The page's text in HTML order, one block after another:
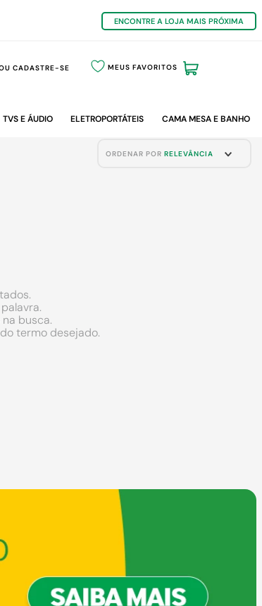
ENCONTRE A LOJA MAIS PRÓXIMA
CADASTRE-SE MEUS FAVORITOS
TVS E ÁUDIO ELETROPORTÁTEIS CAMA MESA E BANHO
ORDENAR POR RELEVÂNCIA
busca.
termo desejado.